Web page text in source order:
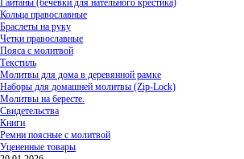
Гайтаны (бечевки для нательного крестика)
Кольца православные
Браслеты на руку
Четки православные
Пояса с молитвой
Текстиль
Молитвы для дома в деревянной рамке
Наборы для домашней молитвы (Zip-Lock)
Молитвы на бересте.
Свидетельства
Книги
Ремни поясные с молитвой
Уцененные товары